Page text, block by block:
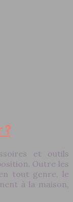
?
et outils
Outre les
tout genre, le
à la maison,